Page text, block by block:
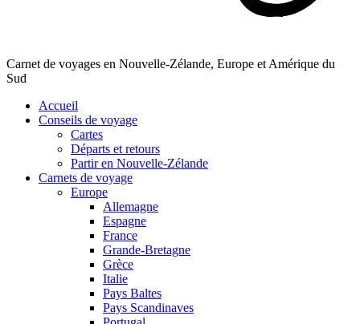
Carnet de voyages en Nouvelle-Zélande, Europe et Amérique du
Sud
Accueil
Conseils de voyage
Cartes
Départs et retours
Partir en Nouvelle-Zélande
Carnets de voyage
Europe
Allemagne
Espagne
France
Grande-Bretagne
Grèce
Italie
Pays Baltes
Pays Scandinaves